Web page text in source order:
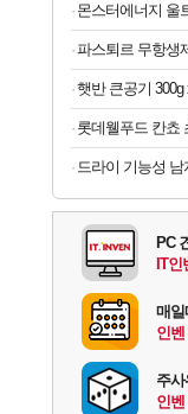
몬스터에너지 울
햇반 큰공기 300g
롯데웰푸드 칸쵸
PC
IT
매일
인
주
인벤